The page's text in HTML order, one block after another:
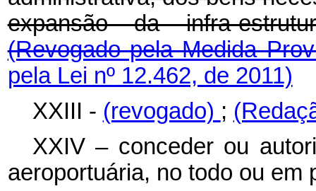
expansão da infra-
(Revogado pela Medida
pela Lei nº 12.462, de 2011)
XXIII - (revogado) ;
XXIV – conceder ou
aeroportuária, no todo ou em